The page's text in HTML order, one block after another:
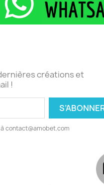
créations et
!
contact@amobet.com